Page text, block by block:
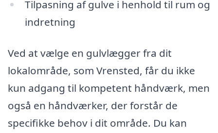
Tilpasning af gulve i henhold til rum og
indretning
Ved at vælge en gulvlægger fra dit
lokalområde, som Vrensted, får du ikke
kun adgang til kompetent håndværk, men
også en håndværker, der forstår de
specifikke behov i dit område. Du kan